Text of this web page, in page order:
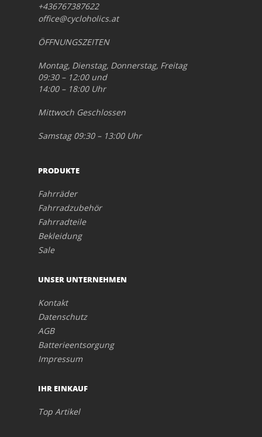
+436767387622
office@cycloholics.at
ÖFFNUNGSZEITEN
Montag, Dienstag, Donnerstag, Freitag
09:30 – 12:00 und
14:00 – 18:00 Uhr
Mittwoch Geschlossen
Samstag 09:30 – 13:00 Uhr
PRODUKTE
Fahrräder
Fahrradzubehör
Fahrradteile
Bekleidung
Sale
UNSER UNTERNEHMEN
Kontakt
Datenschutz
AGB
Batterieentsorgung
Impressum
IHR EINKAUF
Top Artikel